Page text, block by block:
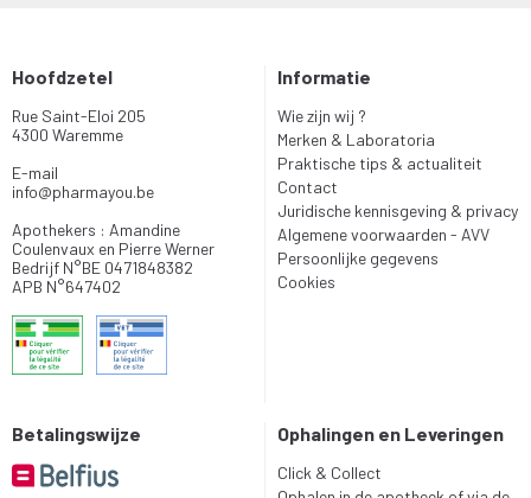
Hoofdzetel
Rue Saint-Eloi 205
4300 Waremme
E-mail
info@pharmayou.be
Apothekers : Amandine
Coulenvaux en Pierre Werner
Bedrijf N°BE 0471848382
APB N°647402
Informatie
Wie zijn wij ?
Merken & Laboratoria
Praktische tips & actualiteit
Contact
Juridische kennisgeving & privacy
Algemene voorwaarden - AVV
Persoonlijke gegevens
Cookies
Betalingswijze Ophalingen en Leveringen
Click & Collect